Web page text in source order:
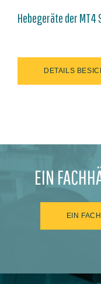
Hebegeräte der MT4
DETAILS
EIN
EIN